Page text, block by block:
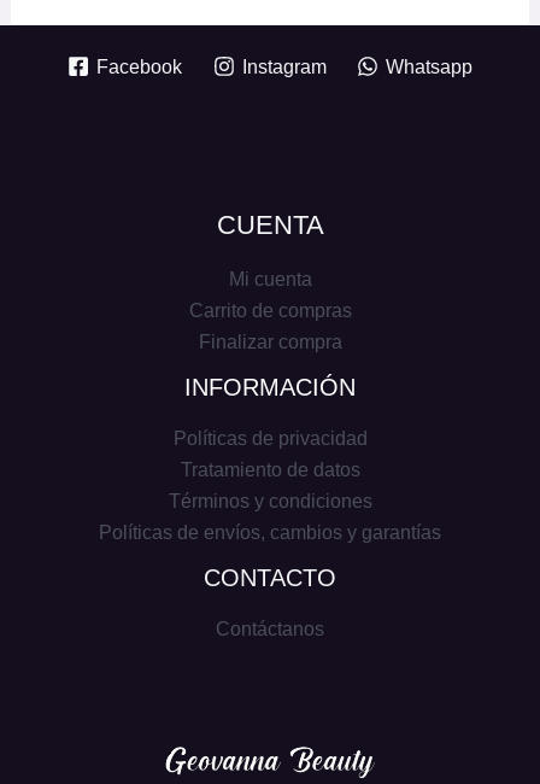
Facebook Instagram Whatsapp
CUENTA
Mi cuenta
Carrito de compras
Finalizar compra
INFORMACIÓN
Políticas de privacidad
Tratamiento de datos
Términos y condiciones
Políticas de envíos, cambios y garantías
CONTACTO
Contáctanos